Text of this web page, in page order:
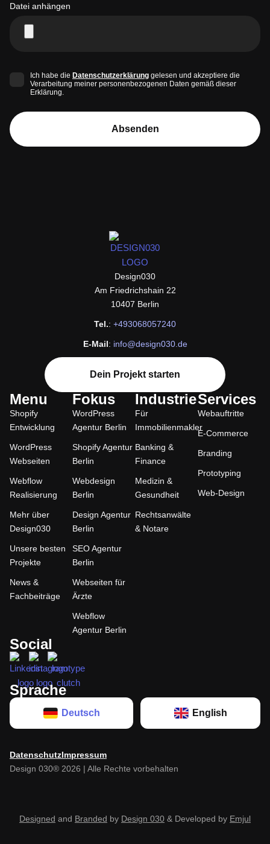
Datei anhängen
Ich habe die Datenschutzerklärung gelesen und akzeptiere die
Verarbeitung meiner personenbezogenen Daten gemäß dieser
Erklärung.
Absenden
design030
Design030
Am Friedrichshain 22
10407 Berlin
Tel.: +493068057240
E-Mail: info@design030.de
Menu
Shopify
Entwicklung
WordPress
Webseiten
Webflow
Realisierung
Mehr über
Design030
Unsere besten
Projekte
News &
Fachbeiträge
Fokus
WordPress
Agentur Berlin
Shopify Agentur
Berlin
Webdesign
Berlin
Design Agentur
Berlin
SEO Agentur
Berlin
Webseiten für
Ärzte
Webflow
Agentur Berlin
Industrie
Für
Immobilienmakler
Banking &
Finance
Medizin &
Gesundheit
Rechtsanwälte
& Notare
Services
Webauftritte
E-Commerce
Branding
Prototyping
Web-Design
Dein Projekt starten
Social
Sprache
Deutsch English
DatenschutzImpressum
Design 030® 2026 | Alle Rechte vorbehalten
Designed and Branded by Design 030 & Developed by Emjul